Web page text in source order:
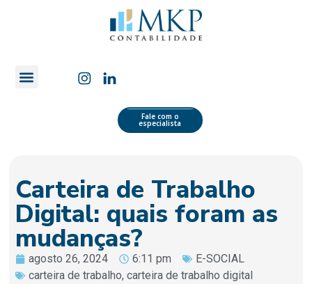
Fale com o
especialista
Carteira de Trabalho
Digital: quais foram as
mudanças?
agosto 26, 2024 6:11 pm
E-SOCIAL
carteira de trabalho, carteira de trabalho digital